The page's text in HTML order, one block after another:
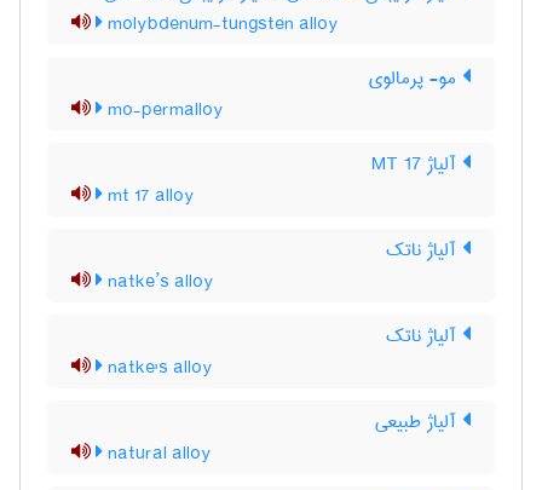
molybdenum-tungsten alloy
مو- پرمالوی
mo-permalloy
آلیاژ MT 17
mt 17 alloy
آلیاژ ناتک
natke’s alloy
آلیاژ ناتک
natke's alloy
آلیاژ طبیعی
natural alloy